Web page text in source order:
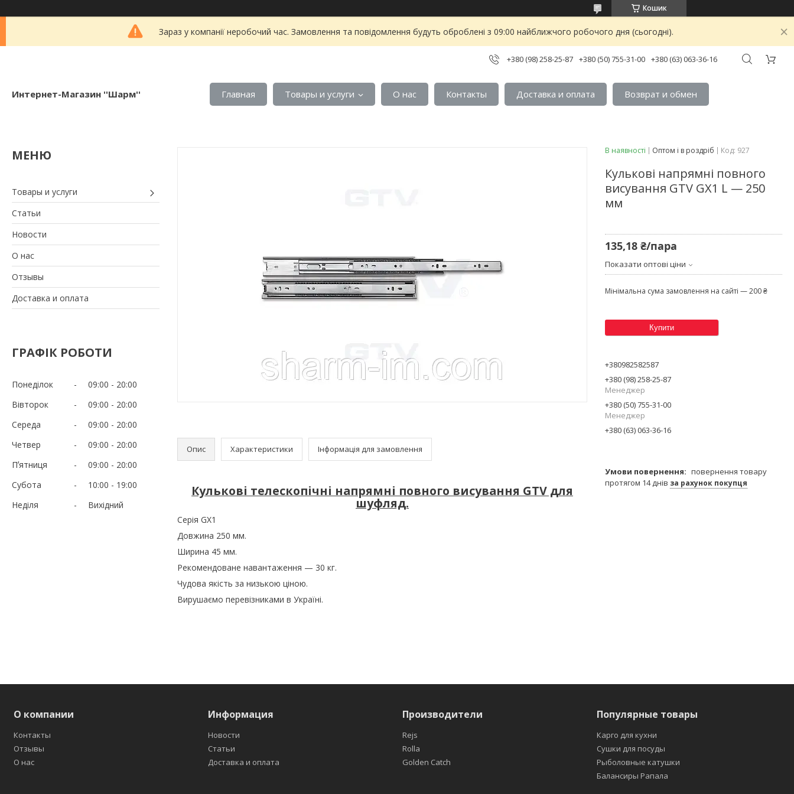
Кошик
Зараз у компанії неробочий час. Замовлення та повідомлення будуть оброблені з 09:00 найближчого робочого дня (сьогодні).
+380 (98) 258-25-87 +380 (50) 755-31-00 +380 (63) 063-36-16
Интернет-Магазин ''Шарм'' Главная Товары и услуги О нас Контакты Доставка и оплата Возврат и обмен
Товары и услуги
Статьи
Новости
О нас
Отзывы
Доставка и оплата
ГРАФІК РОБОТИ
Понеділок 09:00
20:00
Вівторок
09:00
20:00
Середа
09:00
20:00
Четвер
09:00
20:00
Пʼятниця
09:00
20:00
Субота
10:00
19:00
Неділя
Вихідний
Опис Характеристики Інформація для замовлення
Кулькові телескопічні напрямні повного висування GTV для
шуфляд.
Серія GX1
Довжина 250 мм.
Ширина 45 мм.
Рекомендоване навантаження — 30 кг.
Чудова якість за низькою ціною.
Вирушаємо перевізниками в Україні.
В наявності Оптом і в роздріб Код: 927
Кулькові напрямні повного
висування GTV GX1 L — 250
мм
135,18 ₴/пара
Показати оптові ціни
Мінімальна сума замовлення на сайті — 200 ₴
Купити
+380982582587
+380 (98) 258-25-87
Менеджер
+380 (50) 755-31-00
Менеджер
+380 (63) 063-36-16
повернення товару
протягом 14 днів за рахунок покупця
О компании
Контакты
Отзывы
О нас
Информация
Новости
Статьи
Доставка и оплата
Производители
Rejs
Rolla
Golden Catch
Популярные товары
Карго для кухни
Сушки для посуды
Рыболовные катушки
Балансиры Рапала